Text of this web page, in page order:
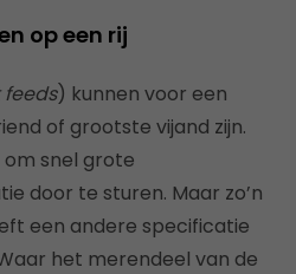
op een rij
) kunnen voor een
of grootste vijand zijn.
snel grote
door te sturen. Maar zo’n
een andere specificatie
het merendeel van de